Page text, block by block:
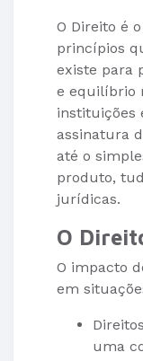
O Direito é
princípios
existe para
e equilíbrio
instituições
assinatura
até o
produto,
jurídicas.
O
O impacto
em
uma